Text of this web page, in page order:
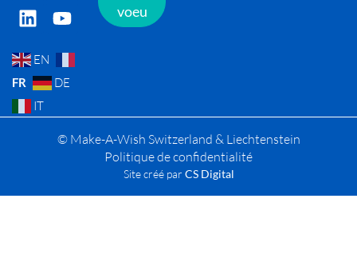
EN
FR
DE
IT
voeu
© Make-A-Wish Switzerland & Liechtenstein
Politique de confidentialité
Site créé par CS Digital